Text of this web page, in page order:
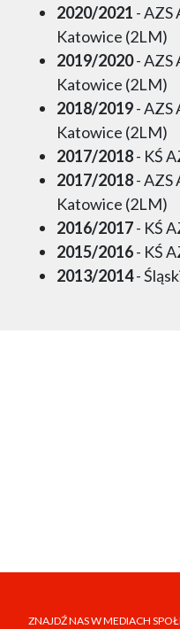
2020/2021 - AZS
Katowice (2LM)
2019/2020- AZS
Katowice (2LM)
2018/2019- AZS
Katowice (2LM)
2017/2018- KŚ
2017/2018- AZS
Katowice (2LM)
2016/2017- KŚ
2015/2016- KŚ
2013/2014-
ZNAJDŹ NAS W MEDIACH